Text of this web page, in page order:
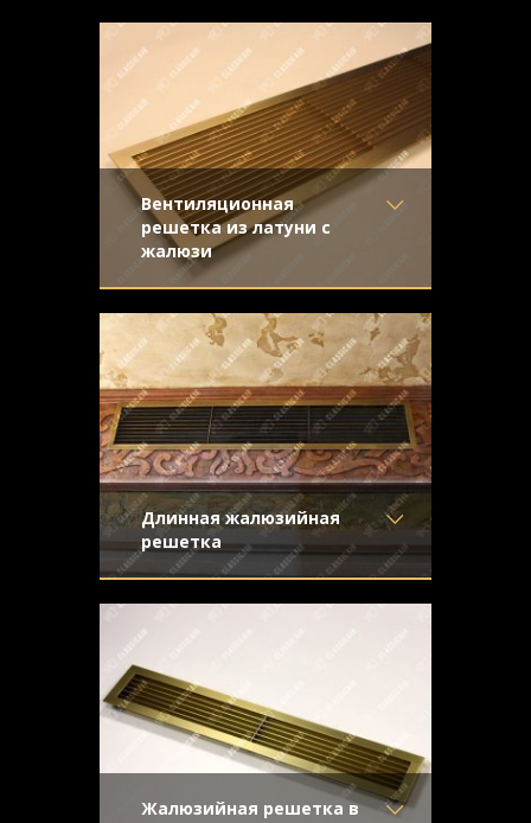
Отделка- Старение с
направленной риской
Узор
- Жалюзи
длинные подоконники. Простые формы
жалюзийной конструкции подчеркивают
благородство натурального металла.
Вентиляционная
решетка из латуни с
жалюзи
Материал- Латунь
Отделка- Шлифованная
латунь
Узор
-
Конструкция- Жалюзи
матовой шлифованной латуни с жалюзи
Длинная жалюзийная
решетка
Материал- Латунь
Отделка- Старение с
Узор
Конструкция
из латуни со средним старением и
эффектом затертости
Жалюзийная решетка в